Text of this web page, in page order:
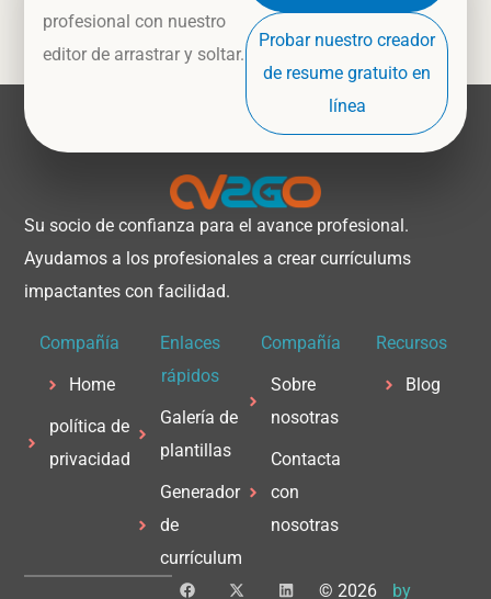
profesional con nuestro
editor de arrastrar y soltar.
Probar nuestro creador
de resume gratuito en
línea
Su socio de confianza para el avance profesional.
Ayudamos a los profesionales a crear currículums
impactantes con facilidad.
Compañía
Home
política de
privacidad
Enlaces
rápidos
Galería de
plantillas
Generador
de
currículum
Compañía
Sobre
nosotras
Contacta
con
nosotras
Recursos
Blog
© 2026 by
F
X
L